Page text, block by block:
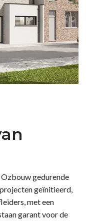
gedurende
geïnitieerd,
met een
garant voor de